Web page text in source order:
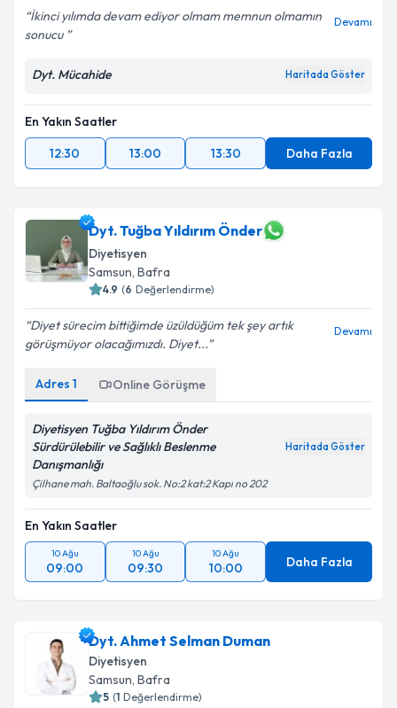
İkinci yılımda devam ediyor olmam memnun olmamın
sonucu
Devamı
Dyt. Mücahide Haritada Göster
En Yakın Saatler
12:30
13:00 13:30 Daha Fazla
Dyt. Tuğba Yıldırım Önder
Diyetisyen
Samsun, Bafra
4.9 (6 Değerlendirme)
Diyet sürecim bittiğimde üzüldüğüm tek şey artık
görüşmüyor olacağımızdı. Diyet...
Devamı
Adres 1 Online Görüşme
Diyetisyen Tuğba Yıldırım Önder
Sürdürülebilir ve Sağlıklı Beslenme
Danışmanlığı
Haritada Göster
Çilhane mah. Baltaoğlu sok. No:2 kat:2 Kapı no 202
En Yakın Saatler
10 Ağu
09:00
10 Ağu
09:30
10 Ağu
10:00 Daha Fazla
Dyt. Ahmet Selman Duman
Diyetisyen
Samsun, Bafra
5 (1 Değerlendirme)